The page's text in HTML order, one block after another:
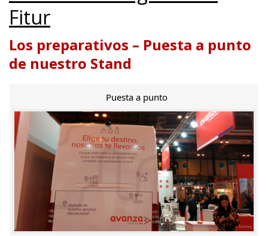
Fitur
Los preparativos – Puesta a punto
de nuestro Stand
Puesta a punto